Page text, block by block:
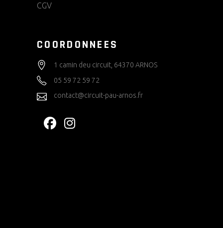
CGV
COORDONNEES
1 camin deu circuit, 64370 ARNOS
05 59 72 59 72
contact@circuit-pau-arnos.fr